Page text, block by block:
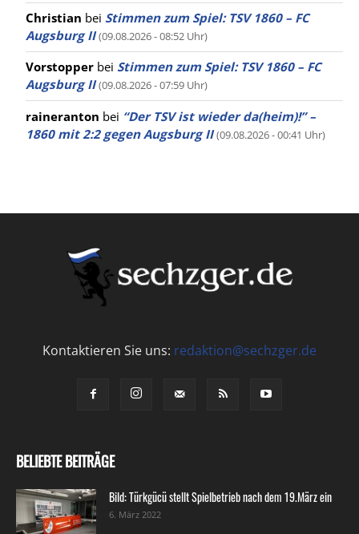
Christian bei Stimmen zum Spiel: TSV 1860 – FC
Augsburg II (09.08.2026 - 08:52 Uhr)
Vorstopper bei Stimmen zum Spiel: TSV 1860 – FC
Augsburg II (09.08.2026 - 07:59 Uhr)
raineranton bei “Der TSV ist wieder da(heim)!” –
1860 mit 2:2 gegen Augsburg II (09.08.2026 - 00:41 Uhr)
Kontaktieren Sie uns: redaktion@sechzger.de
BELIEBTE BEITRÄGE
Bild: Türkgücü stellt Spielbetrieb nach dem 19.März ein
6. März 2022